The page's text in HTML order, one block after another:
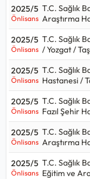
2025/5
Önlisans
T.C. Sağlık
Araştırma
2025/5
Önlisans
T.C. Sağlık
/ Yozgat /
2025/5
Önlisans
T.C. Sağlık
Hastanesi /
2025/5
Önlisans
T.C. Sağlık
Fazıl Şehir
2025/5
Önlisans
T.C. Sağlık
Araştırma
2025/5
Önlisans
T.C. Sağlık
Eğitim ve